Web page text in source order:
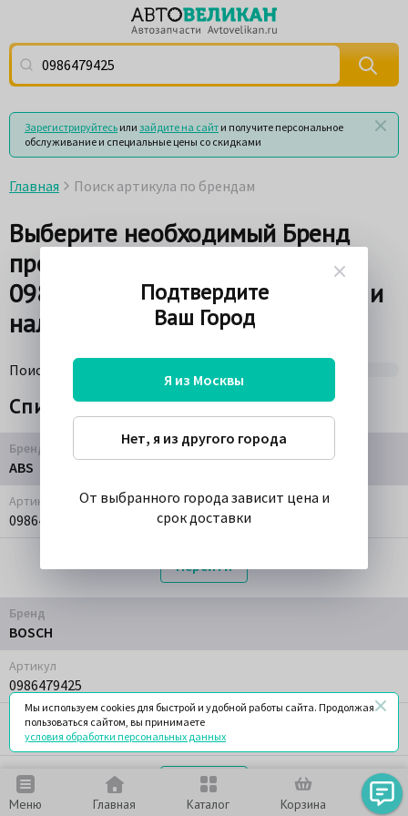
Меню Главная Каталог Корзина Чат
Поиск по артикулу (номеру детали) или по названию
Зарегистрируйтесь или зайдите на сайт и получите персональное
обслуживание и специальные цены со скидками
Главная Поиск артикула по брендам
Выберите необходимый Бренд
производителя по Артикулу
0986479425 для просмотра цен и
наличия товара на складах
Поиск по поставщикам
Список брендов
Бренд
ABS
Артикул
0986479425
Перейти
Бренд
BOSCH
Артикул
0986479425
Наменование
Диск тормозной | перед |
Перейти
Подтвердите
Ваш Город
Я из Москвы
Нет, я из другого города
От выбранного города зависит цена и
срок доставки
Мы используем cookies для быстрой и удобной работы сайта. Продолжая
пользоваться сайтом, вы принимаете
условия обработки персональных данных